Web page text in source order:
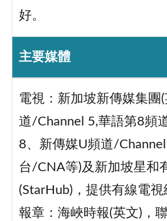
好。
主要媒體
電視：新加坡新傳媒集團
道/Channel 5,華語第8頻
8、新傳媒U頻道/
台/CNA等)及新加坡星和
(StarHub)，提供有線電視
報章：海峽時報(英文)，